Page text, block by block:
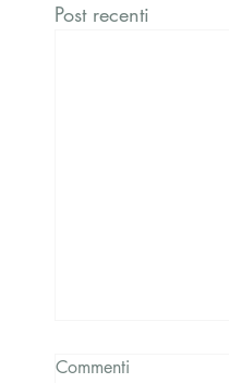
Post recenti
Commenti